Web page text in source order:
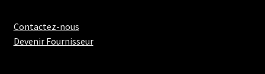
Contactez-nous
Devenir Fournisseur